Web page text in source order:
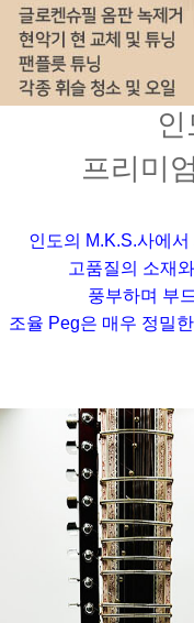
인
프리미
인도의 M.K.S.사에
고품질의 소재
풍부하며 부
조율 Peg은 매우 정밀